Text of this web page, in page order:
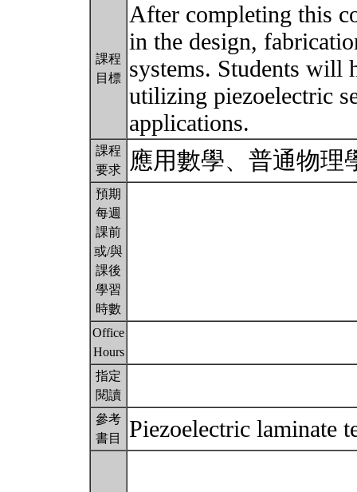
課程
目標
After completing this
in the design,
systems. Students will
utilizing piezoelectric
applications.
課程
要求
應用數學、普通物理
預期
每週
課前
或/與
課後
學習
時數
Office
Hours
指定
閱讀
參考
書目
Piezoelectric laminate